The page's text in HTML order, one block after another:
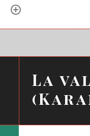
ouvrir
sous-
La